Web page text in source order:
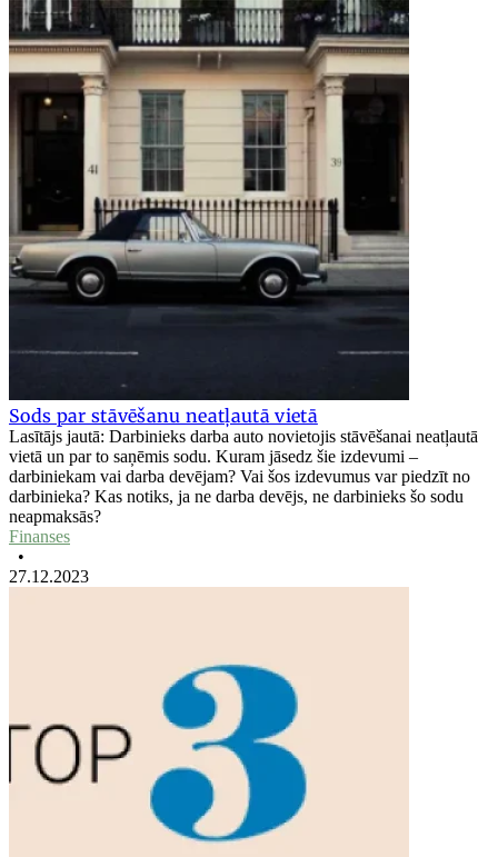
Sods par stāvēšanu neatļautā vietā
Lasītājs jautā: Darbinieks darba auto novietojis stāvēšanai neatļautā
vietā un par to saņēmis sodu. Kuram jāsedz šie izdevumi –
darbiniekam vai darba devējam? Vai šos izdevumus var piedzīt no
darbinieka? Kas notiks, ja ne darba devējs, ne darbinieks šo sodu
neapmaksās?
Finanses
•
27.12.2023